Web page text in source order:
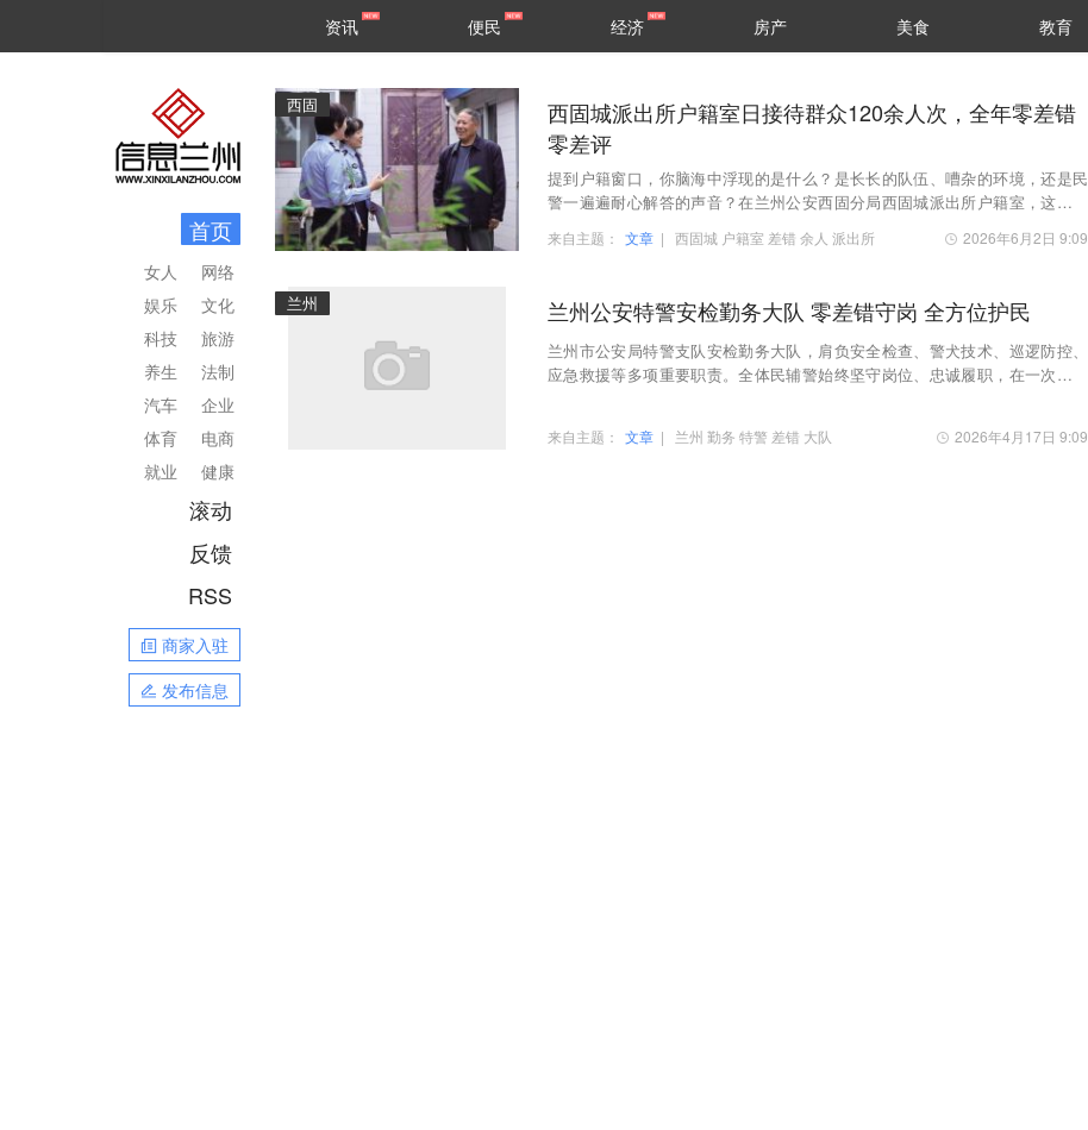
区县
资讯 便民 经济 房产 美食 教育
首页
网络
文化
旅游
法制
企业
电商
健康
女人
娱乐
科技
养生
汽车
体育
就业
滚动
反馈
RSS
商家入驻
发布信息
西固
西固城派出所户籍室日接待群众120余人次，全年零差错
零差评
提到户籍窗口，你脑海中浮现的是什么？是长长的队伍、嘈杂的环境，还是民
警一遍遍耐心解答的声音？在兰州公安西固分局西固城派出所户籍室，这些忙
来自主题： 文章 | 西固城 户籍室 差错 余人 派出所 2026年6月2日 9:09
兰州 兰州公安特警安检勤务大队 零差错守岗 全方位护民
兰州市公安局特警支队安检勤务大队，肩负安全检查、警犬技术、巡逻防控、
应急救援等多项重要职责。全体民辅警始终坚守岗位、忠诚履职，在一次次仪
来自主题： 文章 | 兰州 勤务 特警 差错 大队 2026年4月17日 9:09